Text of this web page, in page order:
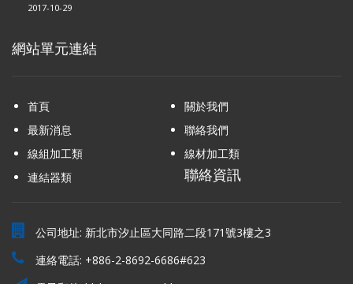
2017-10-29
網站單元連結
首頁
關於我們
最新消息
聯絡我們
線組加工類
線材加工類
連結器類
聯絡資訊
公司地址: 新北市汐止區大同路二段171號3樓之3
連絡電話: +886-2-8692-6686#623